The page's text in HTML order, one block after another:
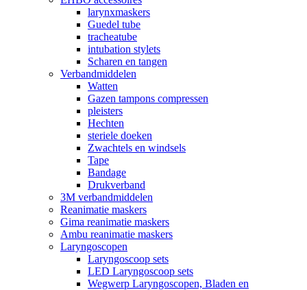
larynxmaskers
Guedel tube
tracheatube
intubation stylets
Scharen en tangen
Verbandmiddelen
Watten
Gazen tampons compressen
pleisters
Hechten
steriele doeken
Zwachtels en windsels
Tape
Bandage
Drukverband
3M verbandmiddelen
Reanimatie maskers
Gima reanimatie maskers
Ambu reanimatie maskers
Laryngoscopen
Laryngoscoop sets
LED Laryngoscoop sets
Wegwerp Laryngoscopen, Bladen en